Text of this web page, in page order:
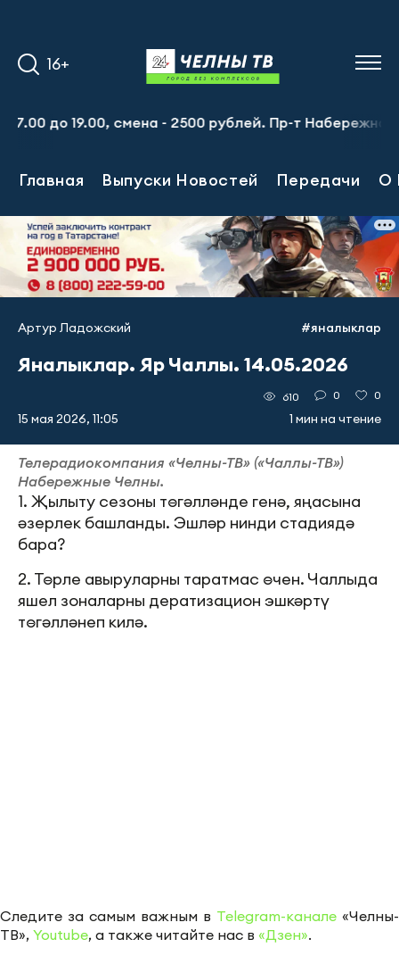
16+
19.00, смена - 2500 рублей. Пр-т
Главная Выпуски Новостей Передачи О
Артур Ладожский #яналыклар
Яналыклар. Яр Чаллы. 14.05.2026
15 мая 2026, 11:05
610 0 0
1 мин на чтение
Телерадиокомпания «Челны-ТВ» («Чаллы-ТВ»)
Набережные Челны.
1. Җылыту сезоны төгәлләнде генә, яңасына
әзерлек башланды. Эшләр нинди стадиядә
бара?
2. Төрле авыруларны таратмас өчен. Чаллыда
яшел зоналарны дератизацион эшкәртү
төгәлләнеп килә.
Следите за самым важным в Telegram-канале «Челны-
ТВ», Youtube, а также читайте нас в «Дзен».